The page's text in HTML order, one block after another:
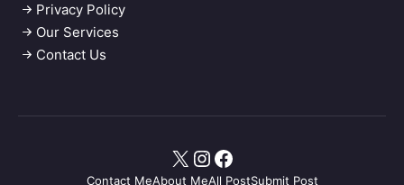
Privacy Policy
Our Services
Contact Us
Contact MeAbout MeAll PostSubmit Post
X Instagram
Facebook